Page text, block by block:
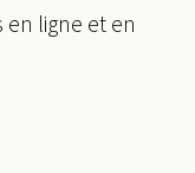
ligne et en